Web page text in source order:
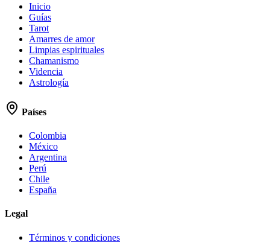
Inicio
Guías
Tarot
Amarres de amor
Limpias espirituales
Chamanismo
Videncia
Astrología
Países
Colombia
México
Argentina
Perú
Chile
España
Legal
Términos y condiciones